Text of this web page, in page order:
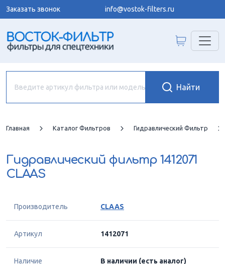
Заказать звонок info@vostok-filters.ru
Главная Каталог Фильтров Гидравлический Фильтр
Гидравлический фильтр 1412071
CLAAS
Производитель CLAAS
Артикул 1412071
Наличие В наличии (есть аналог)